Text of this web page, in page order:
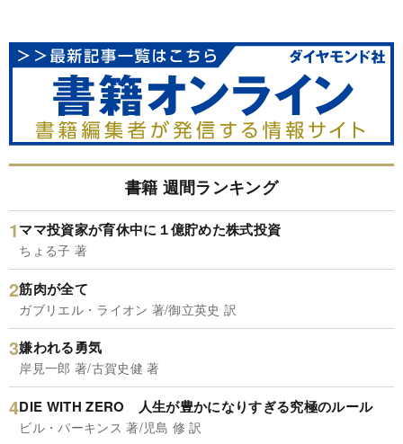
書籍 週間ランキング
ママ投資家が育休中に１億貯めた株式投資
ちょる子 著
筋肉が全て
ガブリエル・ライオン 著/御立英史 訳
嫌われる勇気
岸見一郎 著/古賀史健 著
DIE WITH ZERO 人生が豊かになりすぎる究極のルール
ビル・パーキンス 著/児島 修 訳